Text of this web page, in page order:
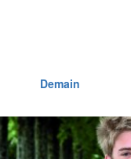
Demain